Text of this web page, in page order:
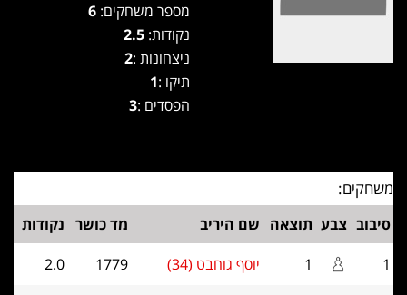
מספר משחקים:
נקודות: 2.5
ניצחונות :2
תיקו :1
הפסדים :3
משחקים:
סיבוב צבע תוצאה שם היריב מד כושר נקודות
1
1 יוסף גוחבט (34) 1779
2.0